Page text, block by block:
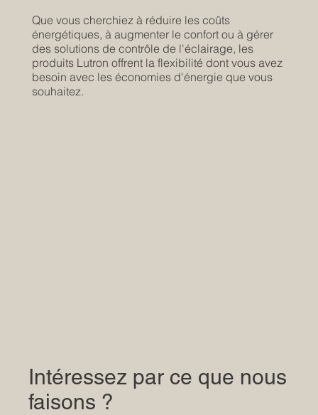
Que vous cherchiez à réduire les coûts
énergétiques, à augmenter le confort ou à gérer
des solutions de contrôle de l'éclairage, les
produits Lutron offrent la flexibilité dont vous avez
besoin avec les économies d'énergie que vous
souhaitez.
Intéressez par ce que nous
faisons ?